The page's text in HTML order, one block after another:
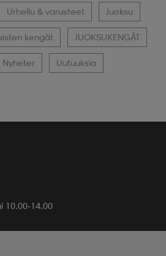
Urheilu & varusteet Juoksu
kengät JUOKSUKENGÄT
Nyheter Uutuuksia
10.00-14.00